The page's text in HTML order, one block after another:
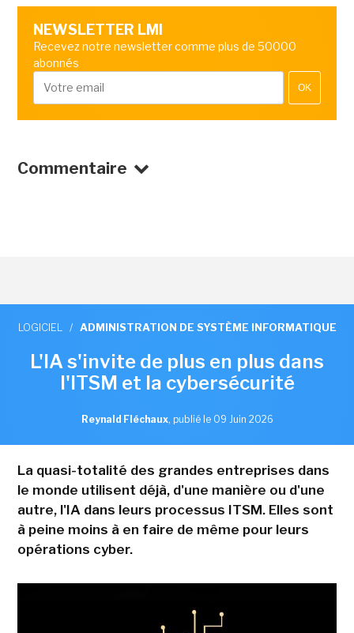
NEWSLETTER LMI
Recevez notre newsletter comme plus de 50000
abonnés
OK
Commentaire
LOGICIEL / ADMINISTRATION DE SYSTÈME INFORMATIQUE
L'IA s'invite de plus en plus dans
l'ITSM et la cybersécurité
Reynald Fléchaux, publié le 09 Juin 2026
La quasi-totalité des grandes entreprises dans
le monde utilisent déjà, d'une manière ou d'une
autre, l'IA dans leurs processus ITSM. Elles sont
à peine moins à en faire de même pour leurs
opérations cyber.